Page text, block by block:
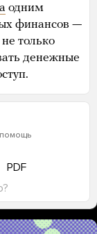
одним
финансов —
только
денежные
помощь
PDF